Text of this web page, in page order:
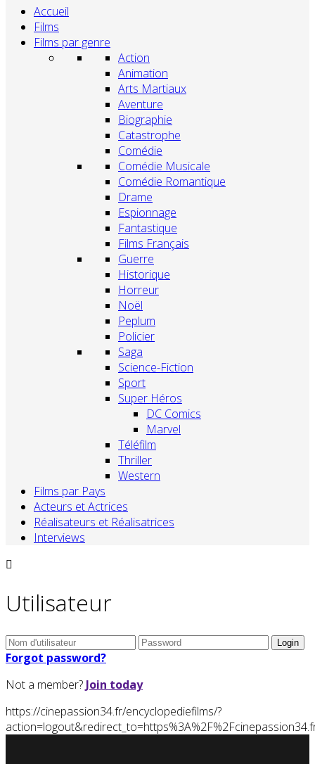
Accueil
Films
Films par genre
Action
Animation
Arts Martiaux
Aventure
Biographie
Catastrophe
Comédie
Comédie Musicale
Comédie Romantique
Drame
Espionnage
Fantastique
Films Français
Guerre
Historique
Horreur
Noël
Peplum
Policier
Saga
Science-Fiction
Sport
Super Héros
DC Comics
Marvel
Téléfilm
Thriller
Western
Films par Pays
Acteurs et Actrices
Réalisateurs et Réalisatrices
Interviews
Utilisateur
Forgot password?
Not a member? Join today
https://cinepassion34.fr/encyclopediefilms/?